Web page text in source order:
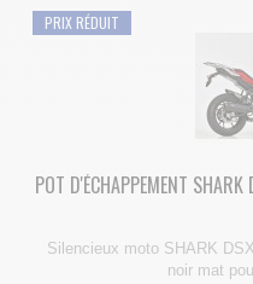
PRIX RÉDUIT
POT D'ÉCHAPPEMENT
Silencieux moto SHARK
noir mat